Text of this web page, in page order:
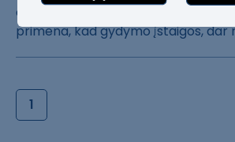
e. sveik​atos Sveikatos ​apsaugos
pri​mena, kad gydym​o įstaigos, dar​
1